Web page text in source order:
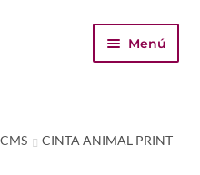
Menú
CINTA ANIMAL PRINT